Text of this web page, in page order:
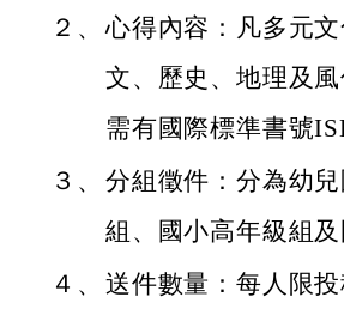
２、 心得內容：凡多元
文、歷史、地理及
需有國際標準書號
３、 分組徵件：分為幼
組、國小高年級組及
４、 送件數量：每人限